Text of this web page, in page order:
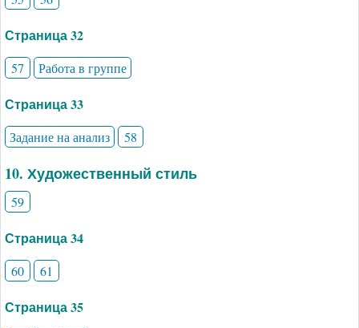
Страница 32
57 Работа в группе
Страница 33
Задание на анализ 58
10. Художественный стиль
59
Страница 34
60 61
Страница 35